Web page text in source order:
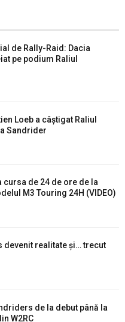
de Rally-Raid: Dacia
pe podium Raliul
Loeb a câștigat Raliul
Sandrider
cursa de 24 de ore de la
M3 Touring 24H (VIDEO)
devenit realitate și… trecut
de la debut până la
W2RC